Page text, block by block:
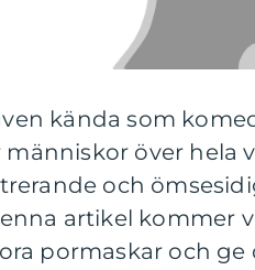
kända som
över hela
och
artikel kommer
pormaskar och